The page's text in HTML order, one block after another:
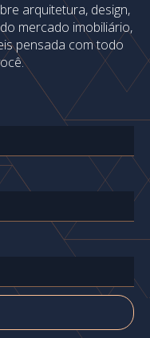
arquitetura, design,
mercado imobiliário,
pensada com todo